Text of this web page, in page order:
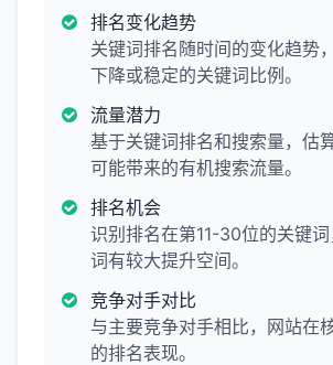
排名变化趋势
关键词排名随时间的变化趋势
下降或稳定的关键词比例。
流量潜力
基于关键词排名和搜索量，估
可能带来的有机搜索流量。
排名机会
识别排名在第11-30位的关键
词有较大提升空间。
竞争对手对比
与主要竞争对手相比，网站在
的排名表现。